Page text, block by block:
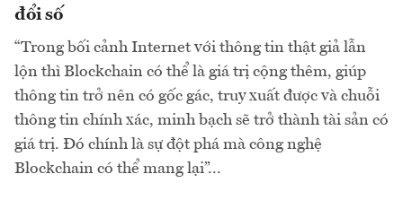
đổi số
“Trong bối cảnh Internet với thông tin thật giả lẫn
lộn thì Blockchain có thể là giá trị cộng thêm, giúp
thông tin trở nên có gốc gác, truy xuất được và chuỗi
thông tin chính xác, minh bạch sẽ trở thành tài sản có
giá trị. Đó chính là sự đột phá mà công nghệ
Blockchain có thể mang lại”...